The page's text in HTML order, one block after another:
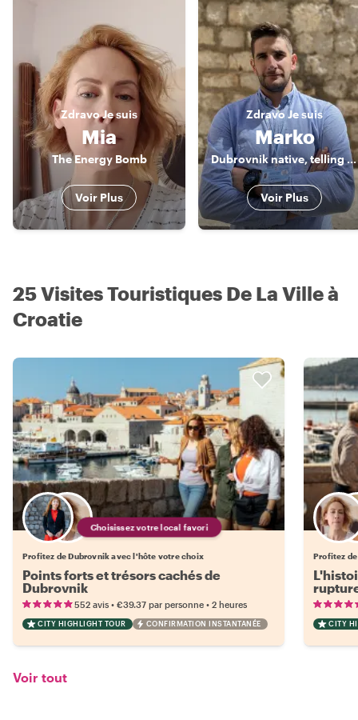
ZdravoJe suis
Mia
The Energy Bomb
Voir Plus
Zdravo Je suis
Marko
Dubrovnik native, telling stories of the city
Voir Plus
25 Visites Touristiques De La Ville à
Croatie
Choisissez votre local favori
Profitez de Dubrovnik avec l'hôte votre choix
Points forts et trésors cachés de
Dubrovnik
552 avis • €39.37 par personne • 2 heures
CITY HIGHLIGHT TOUR CONFIRMATION INSTANTANÉE
Profitez
CITY
Voir tout